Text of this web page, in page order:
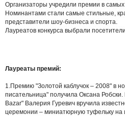
Организаторы учредили премии в
Номинантами стали самые стильные,
представители шоу-бизнеса и спорта.
Лауреатов конкурса выбрали
Лауреаты премий:
1.Премию "Золотой каблучок – 2008" в
писательница" получила Оксана
Bazar" Валерия Гуревич вручила
церемонии – миниатюрную туфельку на